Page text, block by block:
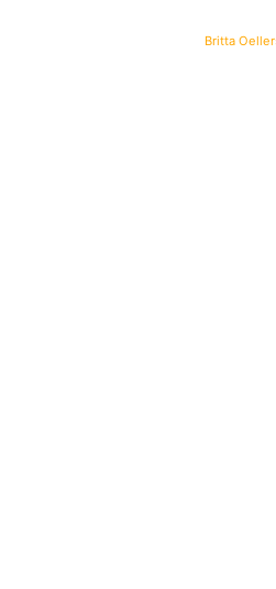
Britta